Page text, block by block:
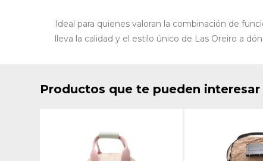
Ideal para quienes valoran la combinación de
lleva la calidad y el estilo único de Las Oreiro a
Productos que te pueden interesar